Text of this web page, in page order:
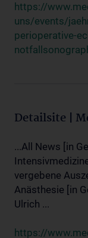
https://
uns/events/
perioperative-
Detailsite |
...All News [in
vergebene
Anästhesie [in
Ulrich ...
https://